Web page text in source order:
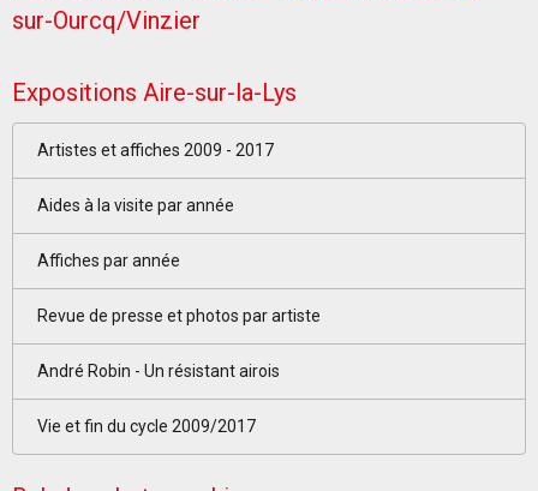
sur-Ourcq/Vinzier
Expositions Aire-sur-la-Lys
Artistes et affiches 2009 - 2017
Aides à la visite par année
Affiches par année
Revue de presse et photos par artiste
André Robin - Un résistant airois
Vie et fin du cycle 2009/2017